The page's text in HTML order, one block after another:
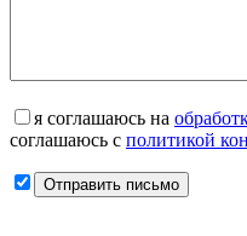
я соглашаюсь на
соглашаюсь с политикой